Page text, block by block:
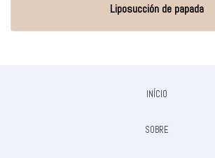
Liposucción de papada
INÍCIO
SOBRE